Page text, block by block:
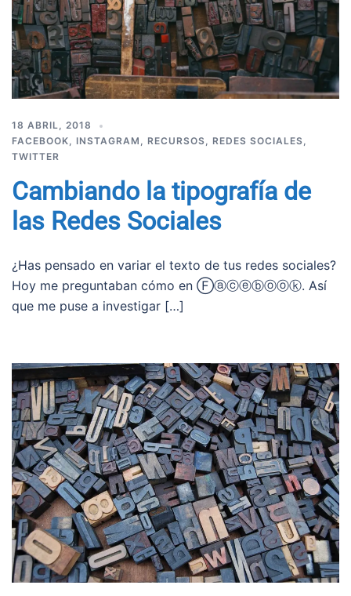
18 ABRIL, 2018
FACEBOOK, INSTAGRAM , RECURSOS, REDES SOCIALES,
TWITTER
Cambiando la tipografía de
las Redes Sociales
¿Has pensado en variar el texto de tus redes sociales?
Hoy me preguntaban cómo en Ⓕⓐⓒⓔⓑⓞⓞⓚ. Así
que me puse a investigar […]